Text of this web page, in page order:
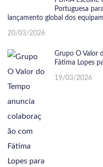
Portuguesa
lançamento global dos
20/03/2026
Grupo O Valor
Fátima Lopes
19/03/2026